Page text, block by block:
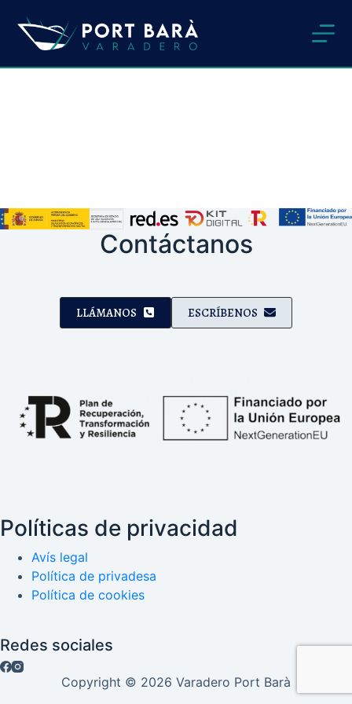
contingut
Contáctanos
LLÁMANOS ESCRÍBENOS
Políticas de privacidad
Avís legal
Política de privadesa
Política de cookies
Redes sociales
Copyright © 2026 Varadero Port Barà